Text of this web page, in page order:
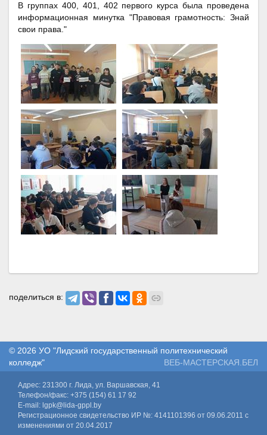
В группах 400, 401, 402 первого курса была проведена
информационная минутка "Правовая грамотность: Знай
свои права."
поделиться в:
© 2026 УО "Лидский государственный политехнический
колледж"
ВЕБ-МАСТЕРСКАЯ.БЕЛ
Адрес: 231300 г. Лида, ул. Варшавская, 41
Телефон/факс: +375 (154) 61 17 92
E-mail: lgpk@lida-gppl.by
Регистрационное свидетельство ИР №: 4141101396 от 09.06.2011 с
изменениями от 20.04.2017